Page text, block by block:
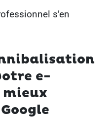
s’en
e-
mieux